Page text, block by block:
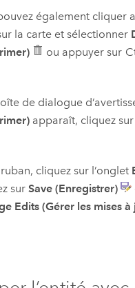
également cliquer
la carte et sélectionner
ou appuyer sur
de dialogue
apparaît, cliquez sur
cliquez sur l’onglet
sur Save (Enregistrer)
Edits (Gérer les mises à